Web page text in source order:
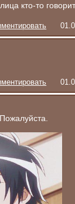
кто-то